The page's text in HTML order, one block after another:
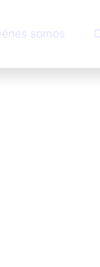
somos